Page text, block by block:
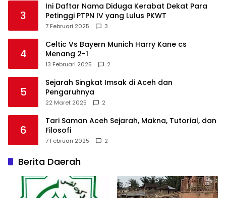
3
Ini Daftar Nama Diduga Kerabat Dekat Para
Petinggi PTPN IV yang Lulus PKWT
7 Februari 2025 3
4
Celtic Vs Bayern Munich Harry Kane cs
Menang 2-1
13 Februari 2025 2
5
Sejarah Singkat Imsak di Aceh dan
Pengaruhnya
22 Maret 2025 2
6
Tari Saman Aceh Sejarah, Makna, Tutorial, dan
Filosofi
7 Februari 2025 2
Berita Daerah